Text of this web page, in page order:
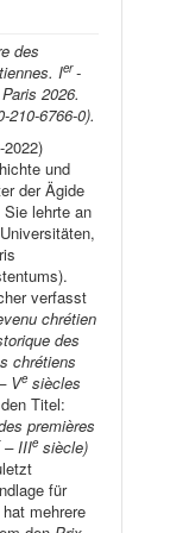
des
Ier-
2026.
210-6766-0).
und
der Ägide
lehrte an
verfasst
chrétien
des
chrétiens
Ve siècles
Titel:
premières
– IIIe siècle)
für
mehrere